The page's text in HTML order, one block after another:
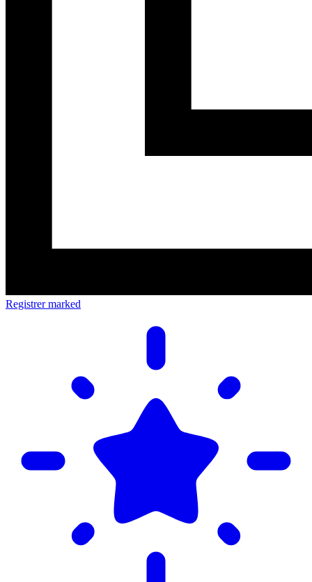
Registrer marked